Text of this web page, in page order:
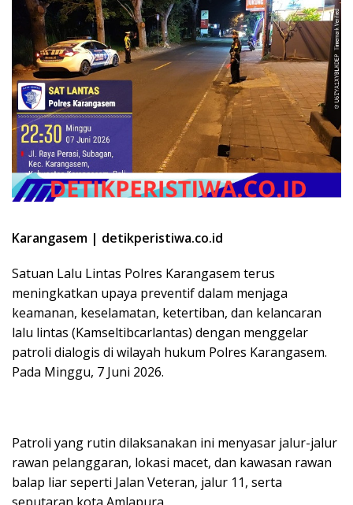
Karangasem | detikperistiwa.co.id
Satuan Lalu Lintas Polres Karangasem terus
meningkatkan upaya preventif dalam menjaga
keamanan, keselamatan, ketertiban, dan kelancaran
lalu lintas (Kamseltibcarlantas) dengan menggelar
patroli dialogis di wilayah hukum Polres Karangasem.
Pada Minggu, 7 Juni 2026.
Patroli yang rutin dilaksanakan ini menyasar jalur-jalur
rawan pelanggaran, lokasi macet, dan kawasan rawan
balap liar seperti Jalan Veteran, jalur 11, serta
seputaran kota Amlapura.